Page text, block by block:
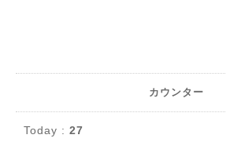
カウンター
Today : 27